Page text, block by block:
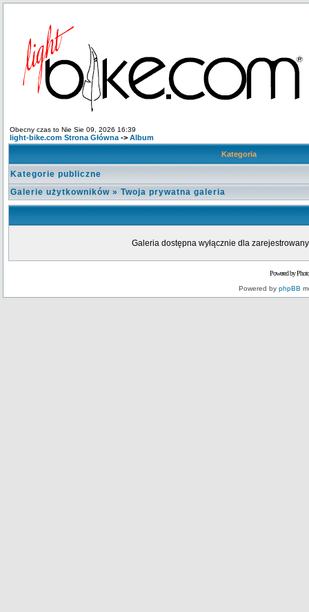
Obecny czas to Nie Sie 09, 2026 16:39
light-bike.com Strona Główna -> Album
Kategoria
Kategorie publiczne
Galerie użytkowników » Twoja prywatna galeria
Galeria dostępna wyłącznie dla
Powered by
Powered by phpBB